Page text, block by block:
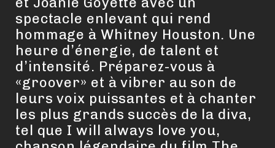
spectacle enlevant qui rend
hommage à Whitney Houston. Une
heure d’énergie, de talent et
d’intensité. Préparez-vous à
«groover» et à vibrer au son de
leurs voix puissantes et à chanter
les plus grands succès de la diva,
tel que I will always love you,